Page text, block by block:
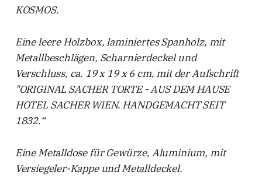
KOSMOS.
Eine leere Holzbox, laminiertes Spanholz, mit
Metallbeschlägen, Scharnierdeckel und
Verschluss, ca. 19 x 19 x 6 cm, mit der Aufschrift
"ORIGINAL SACHER TORTE - AUS DEM HAUSE
HOTEL SACHER WIEN. HANDGEMACHT SEIT
1832.“
Eine Metalldose für Gewürze, Aluminium, mit
Versiegeler-Kappe und Metalldeckel.